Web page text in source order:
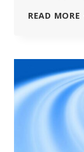
READ MORE